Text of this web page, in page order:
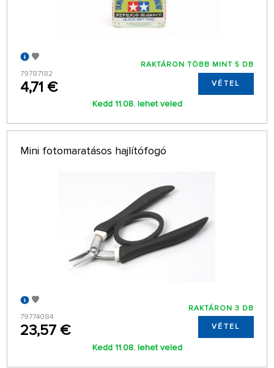
79787182
4,71 €
RAKTÁRON TÖBB MINT 5 DB
VÉTEL
Kedd 11.08. lehet veled
Mini fotomaratásos hajlítófogó
79774084
23,57 €
RAKTÁRON 3 DB
VÉTEL
Kedd 11.08. lehet veled